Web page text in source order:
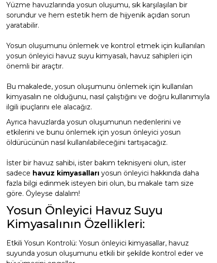
Kalsiyum Hipoklorit
Süper Pool
Tuz
Temizleyici
Ayak Havuzu
Havuz Robotu Yedek
Dalgıç Pompa
Havuz Güvenlik
Havuz
Kapağı
Havuz Pompa
Yüzme havuzlarında yosun oluşumu, sık karşılaşılan bir
sorundur ve hem estetik hem de hijyenik açıdan sorun
yaratabilir.
Yosun oluşumunu önlemek ve kontrol etmek için kullanılan
yosun önleyici havuz suyu kimyasalı, havuz sahipleri için
önemli bir araçtır.
Bu makalede, yosun oluşumunu önlemek için kullanılan
kimyasalın ne olduğunu, nasıl çalıştığını ve doğru kullanımıyla
ilgili ipuçlarını ele alacağız.
Ayrıca havuzlarda yosun oluşumunun nedenlerini ve
etkilerini ve bunu önlemek için yosun önleyici yosun
öldürücünün nasıl kullanılabileceğini tartışacağız.
İster bir havuz sahibi, ister bakım teknisyeni olun, ister
sadece havuz kimyasalları yosun önleyici hakkında daha
fazla bilgi edinmek isteyen biri olun, bu makale tam size
göre. Öyleyse dalalım!
Yosun Önleyici Havuz Suyu
Kimyasalının Özellikleri:
Etkili Yosun Kontrolü: Yosun önleyici kimyasallar, havuz
suyunda yosun oluşumunu etkili bir şekilde kontrol eder ve